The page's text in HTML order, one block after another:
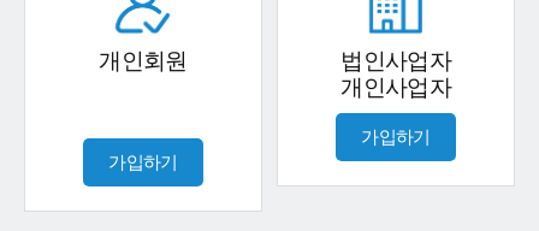
개인회원
가입하기
법인사업자
개인사업자
가입하기